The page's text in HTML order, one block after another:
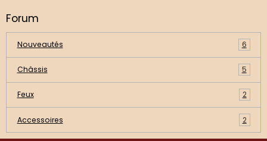
Forum
Nouveautés 6
Châssis 5
Feux 2
Accessoires 2